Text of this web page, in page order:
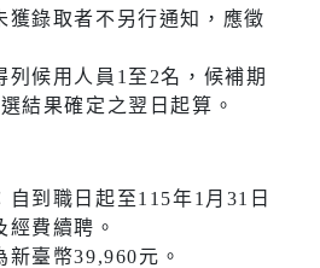
獲錄取者不另行通知，應徵
列候用人員1至2名，候補期
結果確定之翌日起算。
自到職日起至115年1月31日
經費續聘。
新臺幣39,960元。